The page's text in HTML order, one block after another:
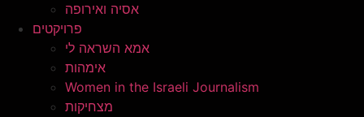
אסיה ואירופה
פרויקטים
אמא השראה לי
אימהות
Women in the Israeli Journalism
מצחיקות